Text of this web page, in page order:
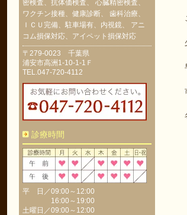
密検査、抗体価検査、 心臓精密検査、
ワクチン接種、健康診断、 歯科治療、
ＩＣＵ完備、駐車場有、内視鏡、 アニ
コム損保対応、アイペット損保対応
〒279-0023 千葉県
浦安市高洲1-10-1-1Ｆ
TEL.047-720-4112
診療時間
平 日／09:00～12:00
16:00～19:00
土曜日／09:00～12:00